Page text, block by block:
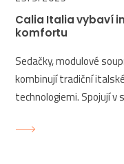
Calia Italia vybaví
komfortu
Sedačky, modulové
kombinují tradiční
technologiemi. Spojují v